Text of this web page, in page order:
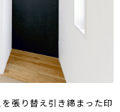
張り替え引き締まった印